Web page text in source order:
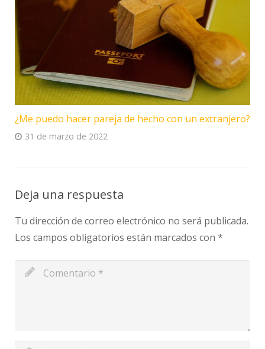
¿Me puedo hacer pareja de hecho con un extranjero?
31 de marzo de 2022
Deja una respuesta
Tu dirección de correo electrónico no será publicada.
Los campos obligatorios están marcados con *